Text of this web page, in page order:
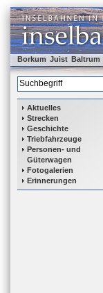
Borkum Juist Baltrum
Aktuelles
Strecken
Geschichte
Triebfahrzeuge
Personen- und
Güterwagen
Fotogalerien
Erinnerungen